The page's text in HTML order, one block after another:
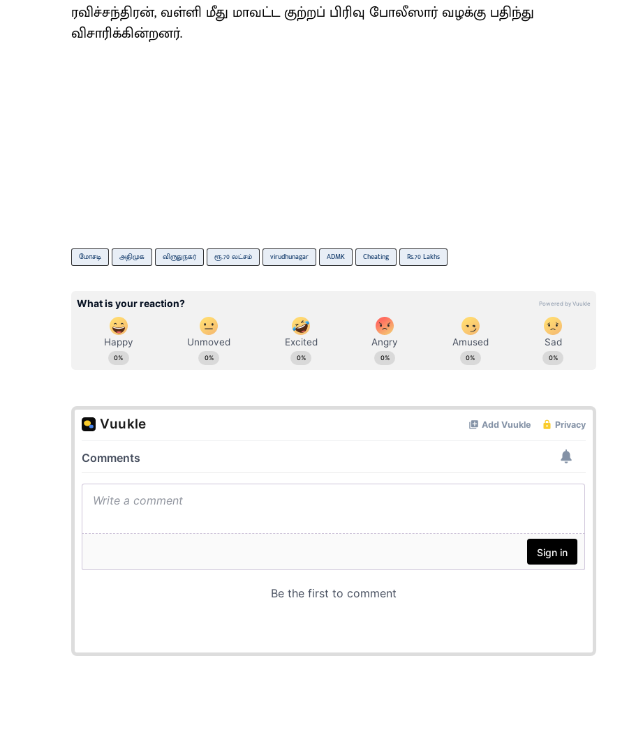
ரவிச்சந்திரன், வள்ளி மீது மாவட்ட குற்றப் பிரிவு போலீஸார் வழக்கு பதிந்து
விசாரிக்கின்றனர்.
மோசடி அதிமுக விருதுநகர் ரூ.70 லட்சம் virudhunagar ADMK Cheating Rs.70 Lakhs